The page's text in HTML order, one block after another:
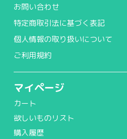
お問い合わせ
特定商取引法に基づく表記
個人情報の取り扱いについて
ご利用規約
マイページ
カート
欲しいものリスト
購入履歴